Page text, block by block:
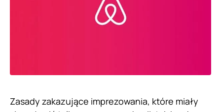
Zasady zakazujące imprezowania, które miały